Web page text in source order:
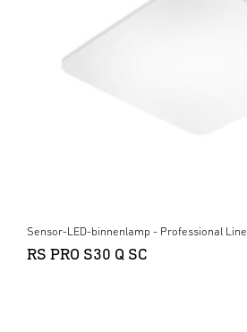
Sensor-LED-binnenlamp - Professional Line
RS PRO S30 Q SC